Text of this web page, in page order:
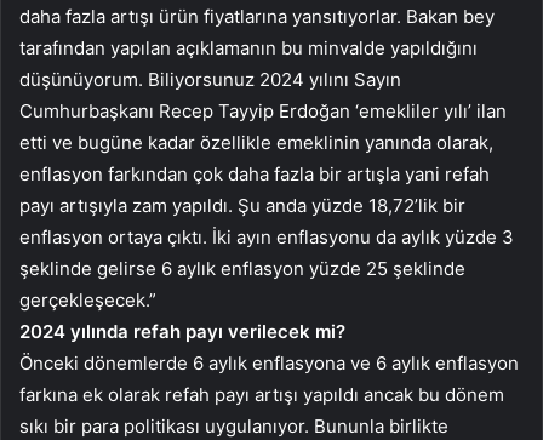
daha fazla artışı ürün fiyatlarına yansıtıyorlar. Bakan bey
tarafından yapılan açıklamanın bu minvalde yapıldığını
düşünüyorum. Biliyorsunuz 2024 yılını Sayın
Cumhurbaşkanı Recep Tayyip Erdoğan ‘emekliler yılı’ ilan
etti ve bugüne kadar özellikle emeklinin yanında olarak,
enflasyon farkından çok daha fazla bir artışla yani refah
payı artışıyla zam yapıldı. Şu anda yüzde 18,72’lik bir
enflasyon ortaya çıktı. İki ayın enflasyonu da aylık yüzde 3
şeklinde gelirse 6 aylık enflasyon yüzde 25 şeklinde
gerçekleşecek.”
2024 yılında refah payı verilecek mi?
Önceki dönemlerde 6 aylık enflasyona ve 6 aylık enflasyon
farkına ek olarak refah payı artışı yapıldı ancak bu dönem
sıkı bir para politikası uygulanıyor. Bununla birlikte